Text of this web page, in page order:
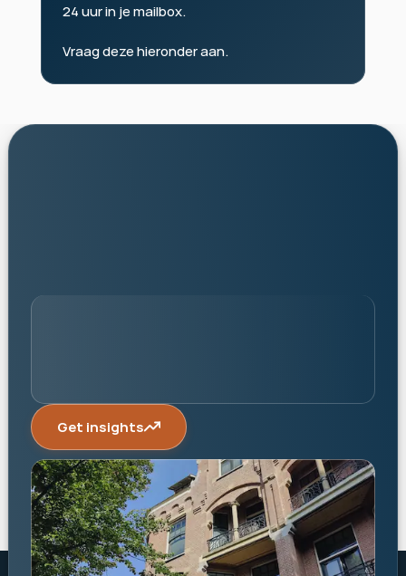
24 uur in je mailbox.
Vraag deze hieronder aan.
Get insights